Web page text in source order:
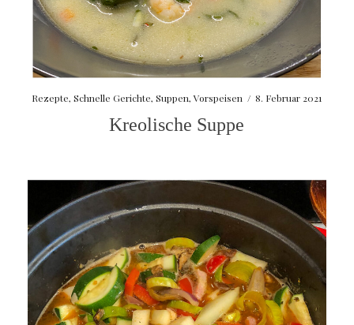
Rezepte,Schnelle Gerichte,Suppen,Vorspeisen / 8. Februar 2021
Kreolische Suppe